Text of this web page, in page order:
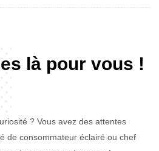
là pour vous !
? Vous avez des attentes
de consommateur éclairé ou chef